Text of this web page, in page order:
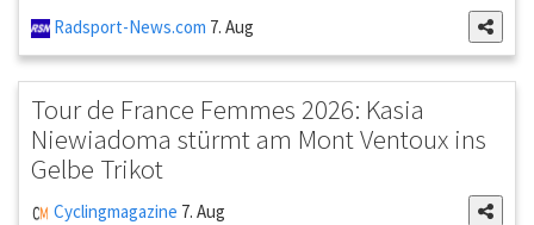
Radsport-News.com 7. Aug
Tour de France Femmes 2026: Kasia
Niewiadoma stürmt am Mont Ventoux ins
Gelbe Trikot
Cyclingmagazine 7. Aug